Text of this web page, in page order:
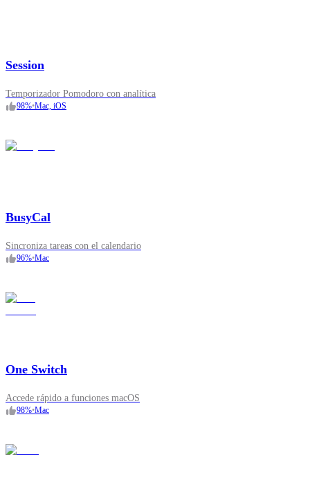
Session
Temporizador Pomodoro con analítica
98%•Mac, iOS
BusyCal
Sincroniza tareas con el calendario
96%•Mac
One Switch
Accede rápido a funciones macOS
98%•Mac